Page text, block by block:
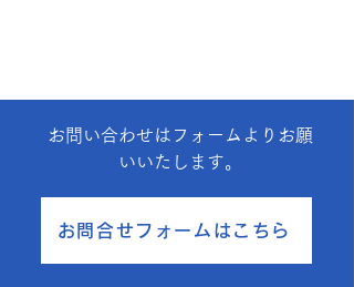
お問い合わせはフォームよりお願
いいたします。
お問合せフォームはこちら